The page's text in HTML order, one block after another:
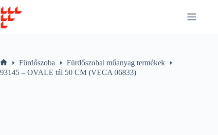
to
content
Home
Fürdőszoba
Fürdőszobai műanyag termékek
93145 – OVALE tál 50 CM (VECA 06833)